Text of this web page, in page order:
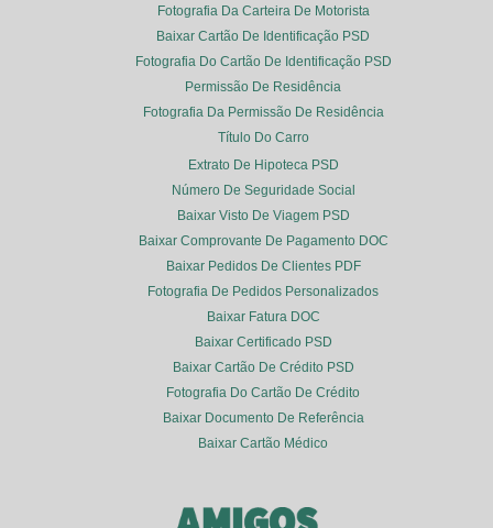
Fotografia Da Carteira De Motorista
Baixar Cartão De Identificação PSD
Fotografia Do Cartão De Identificação PSD
Permissão De Residência
Fotografia Da Permissão De Residência
Título Do Carro
Extrato De Hipoteca PSD
Número De Seguridade Social
Baixar Visto De Viagem PSD
Baixar Comprovante De Pagamento DOC
Baixar Pedidos De Clientes PDF
Fotografia De Pedidos Personalizados
Baixar Fatura DOC
Baixar Certificado PSD
Baixar Cartão De Crédito PSD
Fotografia Do Cartão De Crédito
Baixar Documento De Referência
Baixar Cartão Médico